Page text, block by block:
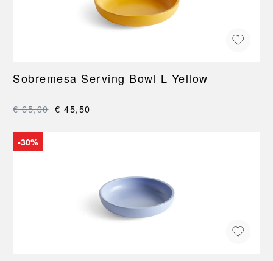
Sobremesa Serving Bowl L Yellow
€ 65,00 € 45,50
-30%